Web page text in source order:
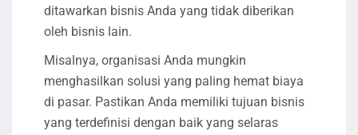
ditawarkan bisnis Anda yang tidak diberikan
oleh bisnis lain.
Misalnya, organisasi Anda mungkin
menghasilkan solusi yang paling hemat biaya
di pasar. Pastikan Anda memiliki tujuan bisnis
yang terdefinisi dengan baik yang selaras